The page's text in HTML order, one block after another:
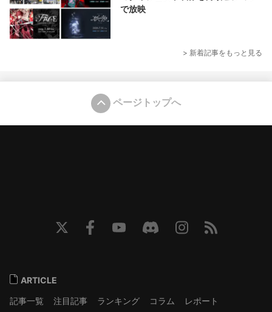
で放映
> 新着記事をもっと見る
ページトップへ
ARTICLE
記事一覧
注目記事 ランキング コラム
レポート